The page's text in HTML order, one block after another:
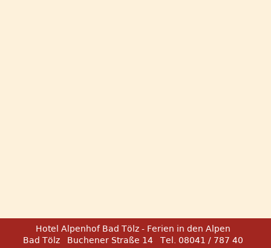
Hotel Alpenhof Bad Tölz - Ferien in den Alpen
Bad Tölz
Buchener Straße 14
Tel. 08041 / 787 40